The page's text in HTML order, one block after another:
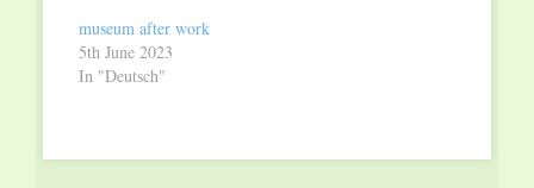
museum after work
5th June 2023
In "Deutsch"